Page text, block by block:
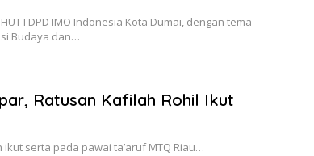
I DPD IMO Indonesia Kota Dumai, dengan tema
Budaya dan…
Ratusan Kafilah Rohil Ikut
serta pada pawai ta’aruf MTQ Riau…